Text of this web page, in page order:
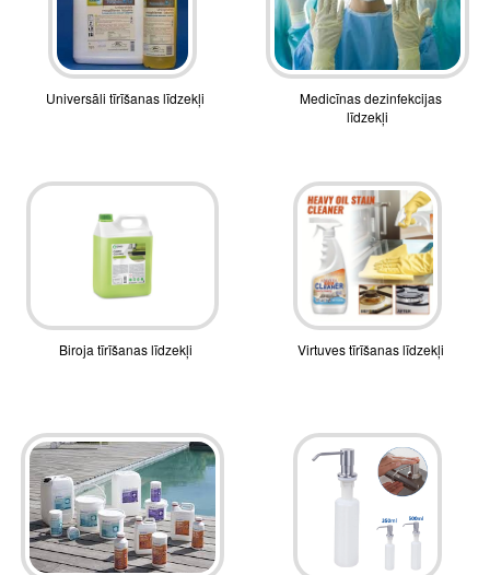
Universāli tīrīšanas līdzekļi
Medicīnas dezinfekcijas
līdzekļi
Biroja tīrīšanas līdzekļi Virtuves tīrīšanas līdzekļi